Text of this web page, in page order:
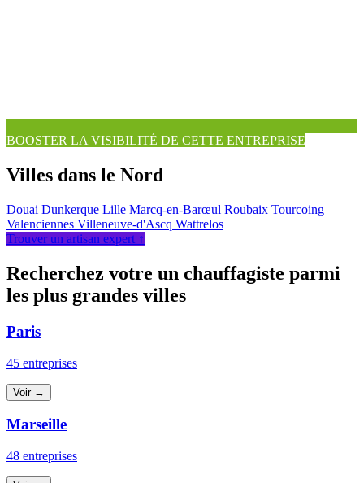
BOOSTER LA VISIBILITÉ DE CETTE ENTREPRISE
Villes dans le Nord
Douai Dunkerque Lille Marcq-en-Barœul Roubaix Tourcoing
Valenciennes Villeneuve-d'Ascq Wattrelos
Trouver un artisan expert ↑
Recherchez votre un chauffagiste parmi
les plus grandes villes
Paris
45 entreprises
Voir →
Marseille
48 entreprises